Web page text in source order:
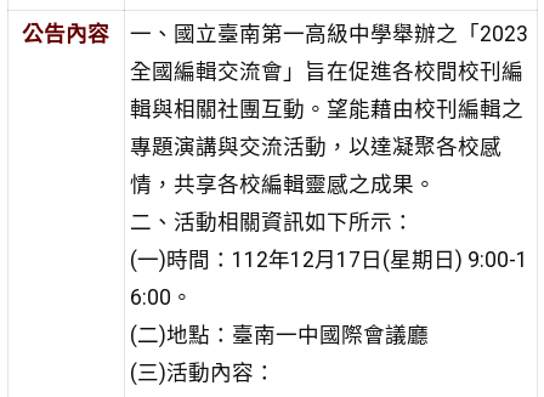
公告內容
一、國立臺南第一高級中學舉辦之「2023
全國編輯交流會」旨在促進各校間校刊編
輯與相關社團互動。望能藉由校刊編輯之
專題演講與交流活動，以達凝聚各校感
情，共享各校編輯靈感之成果。
二、活動相關資訊如下所示：
(一)時間：112年12月17日(星期日) 9:00-1
6:00。
(二)地點：臺南一中國際會議廳
(三)活動內容：